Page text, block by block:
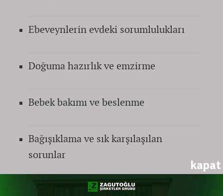
kapat
Ebeveynlerin evdeki sorumlulukları
Doğuma hazırlık ve emzirme
Bebek bakımı ve beslenme
Bağışıklama ve sık karşılaşılan
sorunlar